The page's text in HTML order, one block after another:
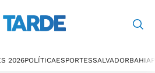
2026POLÍTICAESPORTESSALVADORBAHIA